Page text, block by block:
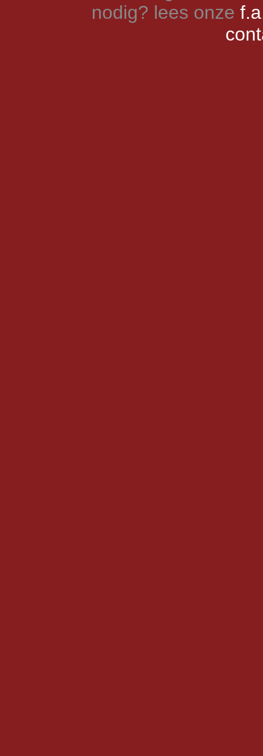
nodig? lees onze